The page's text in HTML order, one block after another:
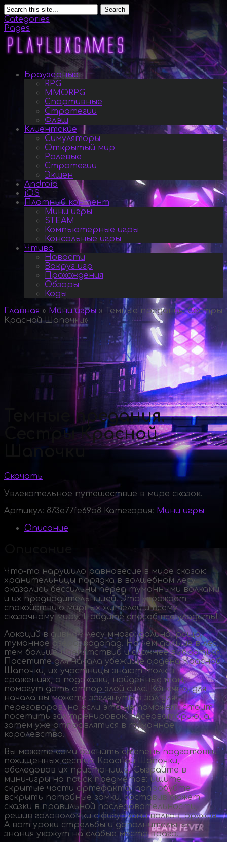
Search
Categories
Pages
Браузерные
RPG
MMORPG
Спортивные
Стратегии
Флэш
Клиентские
Симуляторы
Открытый мир
Ролевые
Стратегии
Экшен
Android
iOS
Платный контент
Мини игры
STEAM
Компьютерные игры
Консольные игры
Чтиво
Новости
Вокруг игр
Прохождения
Обзоры
Коды
Главная » Мини игры » Темные предания. Сестры
Красной Шапочки»
Темные предания.
Сестры Красной
Шапочки
Скачать
Увлекательное путешествие в мире сказок.
Артикул: 873e77fe69a8 Категория: Мини игры
Описание
Что-то нарушило равновесие в мире сказок:
хранительницы порядка в волшебном лесу
оказались бессильны перед туманными волками
и их предводительницей. Это угрожает
спокойствию мирных жителей и всему
сказочному миру. Найдите способ все уладить!
Локаций в дивном лесу много: долина, роща,
туманное озеро, водопад. Но чем дальше в лес,
тем больше препятствий и сложнее выбраться.
Посетите для начала убежище ордена Красной
Шапочки, их участницы знают толк в
сражениях, а подсказки, найденные там,
помогут дать отпор злой силе. Конечно, для
начала вы можете заглянуть в зал для
переговоров, но если это не поможет, стоит
посетить зал тренировок, обсерваторию, а
затем уже отправляться в туманное
королевство.
Вы можете сами оценить степень подготовки
похищенных сестер Красной Шапочки,
обследовав их пристанище. Сыграйте в
мини-игры на поиск предметов: ищите
скрытые части артефакта; попробуйте
вскрыть потайные замки, составив сюжет
сказки в правильной последовательности,
решив головоломки с фигурками волков, оружия.
А вот уроки стрельбы и дополнительные
знания укажут на слабые места врага.